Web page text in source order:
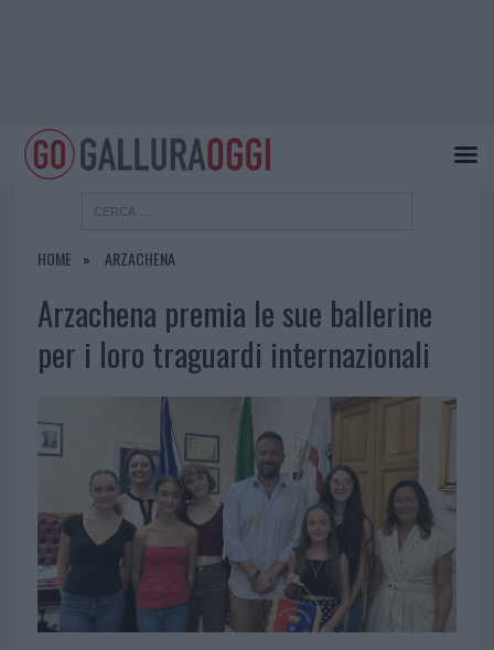
HOME ARZACHENA
Arzachena premia le sue ballerine
per i loro traguardi internazionali